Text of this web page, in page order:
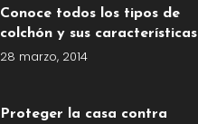
Conoce todos los tipos de
colchón y sus características
28 marzo, 2014
Proteger la casa contra